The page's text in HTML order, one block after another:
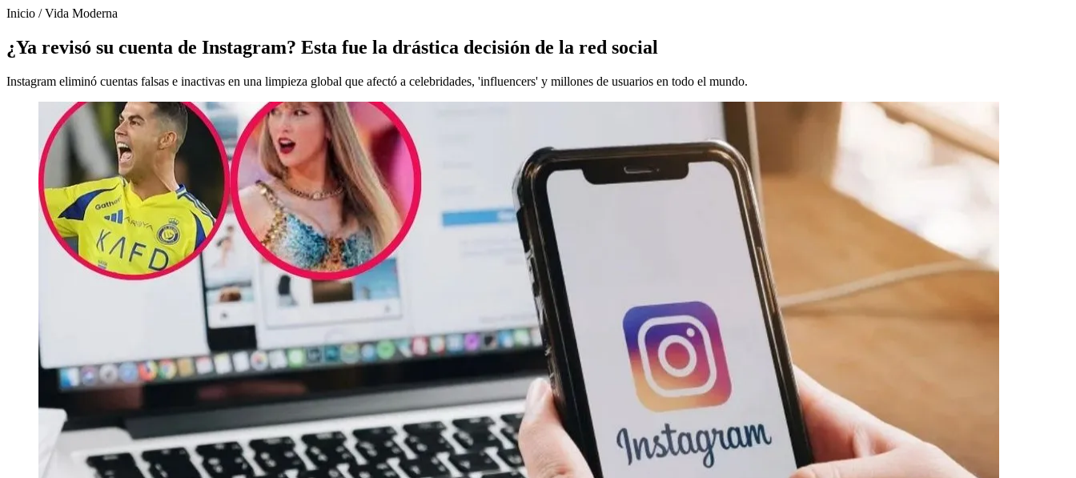
Inicio /Vida Moderna
¿Ya revisó su cuenta de Instagram? Esta fue la drástica decisión de la red social
Instagram eliminó cuentas falsas e inactivas en una limpieza global que afectó a celebridades, 'influencers' y millones de usuarios en todo el mundo.